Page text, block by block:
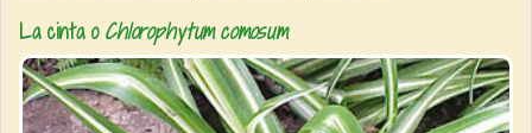
La cinta o Chlorophytum comosum